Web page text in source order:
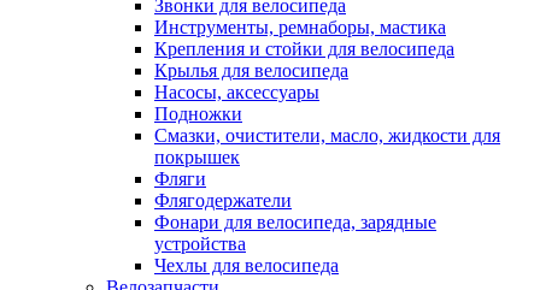
Звонки для велосипеда
Инструменты, ремнаборы, мастика
Крепления и стойки для велосипеда
Крылья для велосипеда
Насосы, аксессуары
Подножки
Смазки, очистители, масло, жидкости для
покрышек
Фляги
Флягодержатели
Фонари для велосипеда, зарядные
устройства
Чехлы для велосипеда